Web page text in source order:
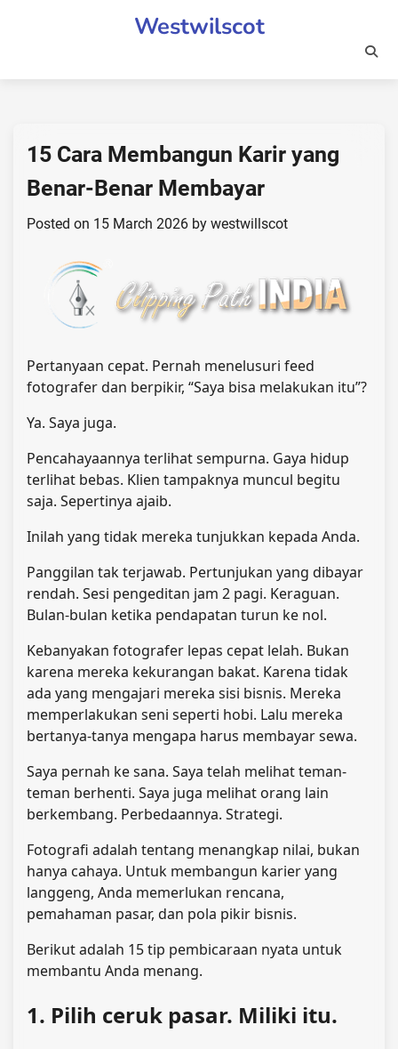
Westwilscot
15 Cara Membangun Karir yang
Benar-Benar Membayar
Posted on 15 March 2026 by westwillscot
Pertanyaan cepat. Pernah menelusuri feed
fotografer dan berpikir, “Saya bisa melakukan itu”?
Ya. Saya juga.
Pencahayaannya terlihat sempurna. Gaya hidup
terlihat bebas. Klien tampaknya muncul begitu
saja. Sepertinya ajaib.
Inilah yang tidak mereka tunjukkan kepada Anda.
Panggilan tak terjawab. Pertunjukan yang dibayar
rendah. Sesi pengeditan jam 2 pagi. Keraguan.
Bulan-bulan ketika pendapatan turun ke nol.
Kebanyakan fotografer lepas cepat lelah. Bukan
karena mereka kekurangan bakat. Karena tidak
ada yang mengajari mereka sisi bisnis. Mereka
memperlakukan seni seperti hobi. Lalu mereka
bertanya-tanya mengapa harus membayar sewa.
Saya pernah ke sana. Saya telah melihat teman-
teman berhenti. Saya juga melihat orang lain
berkembang. Perbedaannya. Strategi.
Fotografi adalah tentang menangkap nilai, bukan
hanya cahaya. Untuk membangun karier yang
langgeng, Anda memerlukan rencana,
pemahaman pasar, dan pola pikir bisnis.
Berikut adalah 15 tip pembicaraan nyata untuk
membantu Anda menang.
1. Pilih ceruk pasar. Miliki itu.